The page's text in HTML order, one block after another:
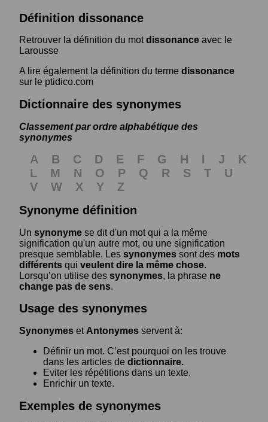
Définition dissonance
Retrouver la définition du motdissonance avec le
Larousse
A lire également la définition du terme dissonance
sur le ptidico.com
Dictionnaire des synonymes
Classement par ordre alphabétique des
synonymes
A B C D E F G H I J
K
L
M N O P Q R S T
U
V
W X Y
Z
Synonyme définition
Un synonyme se dit d'un mot qui a la même
signification qu'un autre mot, ou une signification
presque semblable. Les synonymes sont des mots
différents qui veulent dire la même chose.
Lorsqu’on utilise des synonymes, la phrase ne
change pas de sens.
Usage des synonymes
Synonymes et Antonymes servent à:
Définir un mot. C’est pourquoi on les trouve
dans les articles de dictionnaire.
Eviter les répétitions dans un texte.
Enrichir un texte.
Exemples de synonymes